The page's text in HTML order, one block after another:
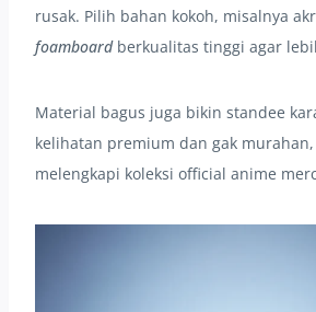
rusak. Pilih bahan kokoh, misalnya
foamboardberkualitas tinggi agar
Material bagus juga bikin standee
kelihatan premium dan gak
melengkapi koleksi official anime